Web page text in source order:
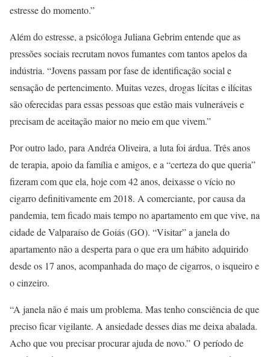
estresse do momento.”
Além do estresse, a psicóloga Juliana Gebrim entende que as
pressões sociais recrutam novos fumantes com tantos apelos da
indústria. “Jovens passam por fase de identificação social e
sensação de pertencimento. Muitas vezes, drogas lícitas e ilícitas
são oferecidas para essas pessoas que estão mais vulneráveis e
precisam de aceitação maior no meio em que vivem.”
Por outro lado, para Andréa Oliveira, a luta foi árdua. Três anos
de terapia, apoio da família e amigos, e a “certeza do que queria”
fizeram com que ela, hoje com 42 anos, deixasse o vício no
cigarro definitivamente em 2018. A comerciante, por causa da
pandemia, tem ficado mais tempo no apartamento em que vive, na
cidade de Valparaíso de Goiás (GO). “Visitar” a janela do
apartamento não a desperta para o que era um hábito adquirido
desde os 17 anos, acompanhada do maço de cigarros, o isqueiro e
o cinzeiro.
“A janela não é mais um problema. Mas tenho consciência de que
preciso ficar vigilante. A ansiedade desses dias me deixa abalada.
Acho que vou precisar procurar ajuda de novo.” O período de